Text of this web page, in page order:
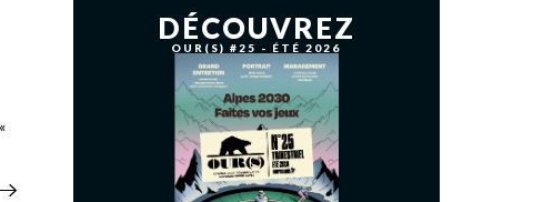
DÉCOUVREZ
OUR(S) #25 - ÉTÉ 2026